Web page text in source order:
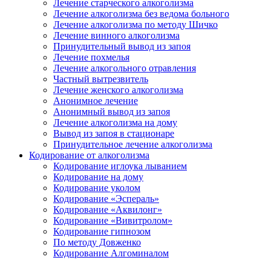
Лечение старческого алкоголизма
Лечение алкоголизма без ведома больного
Лечение алкоголизма по методу Шичко
Лечение винного алкоголизма
Принудительный вывод из запоя
Лечение похмелья
Лечение алкогольного отравления
Частный вытрезвитель
Лечение женского алкоголизма
Анонимное лечение
Анонимный вывод из запоя
Лечение алкоголизма на дому
Вывод из запоя в стационаре
Принудительное лечение алкоголизма
Кодирование от алкоголизма
Кодирование иглоука лыванием
Кодирование на дому
Кодирование уколом
Кодирование «Эспераль»
Кодирование «Аквилонг»
Кодирование «Вивитролом»
Кодирование гипнозом
По методу Довженко
Кодирование Алгоминалом